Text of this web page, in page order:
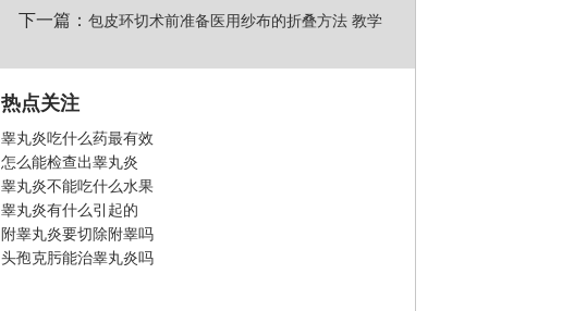
下一篇： 包皮环切术前准备医用纱布的折叠方法 教学
热点关注
睾丸炎吃什么药最有效
怎么能检查出睾丸炎
睾丸炎不能吃什么水果
睾丸炎有什么引起的
附睾丸炎要切除附睾吗
头孢克肟能治睾丸炎吗